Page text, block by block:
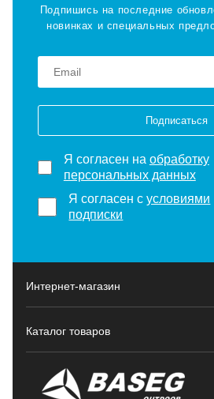
Подпишись на последние
новинках и специальных
Подписаться
Я согласен на обработку
персональных данных
Я согласен сусловиями
подписки
Интернет-магазин
Каталог товаров